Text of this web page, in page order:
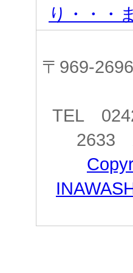
り・・・
〒969-
TEL
2633